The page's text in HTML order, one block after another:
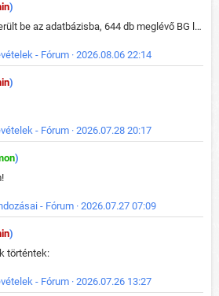
)
149 új BG lap került be az adatbázisba, 644 db meglévő BG lap módosult, bekerültek az új képek a megváltozott lapokhoz is.
- Fórum · 2026.08.06 22:14
)
- Fórum · 2026.07.28 20:17
)
- Fórum · 2026.07.27 07:09
)
történtek:
- Fórum · 2026.07.26 13:27